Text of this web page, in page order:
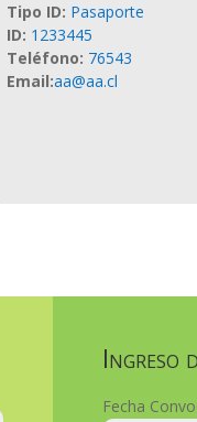
Tipo ID: Pasaporte
ID: 1233445
Teléfono: 76543
Email:aa@aa.cl
Ingreso
Fecha